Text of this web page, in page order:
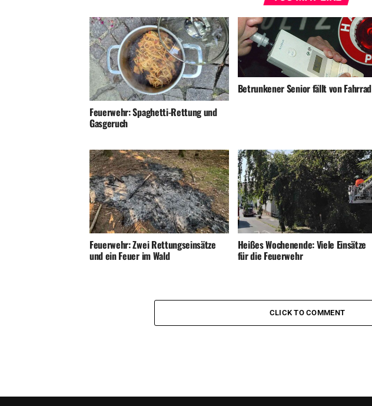
Feuerwehr: Spaghetti-Rettung und
Gasgeruch
Betrunkener Senior fällt von Fahrrad
Feuerwehr: Zwei Rettungseinsätze
und ein Feuer im Wald
Heißes Wochenende: Viele Einsätze
für die Feuerwehr
CLICK TO COMMENT